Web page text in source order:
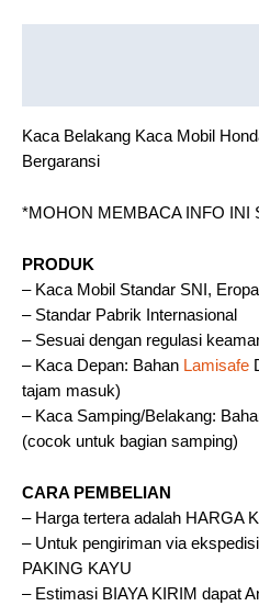
Kaca Belakang Kaca Mobil
Bergaransi
*MOHON MEMBACA INFO INI
PRODUK
– Kaca Mobil Standar SNI,
– Standar Pabrik Internasional
– Sesuai dengan regulasi
– Kaca Depan: Bahan Lamisafe
tajam masuk)
– Kaca Samping/Belakang:
(cocok untuk bagian samping)
CARA PEMBELIAN
– Harga tertera adalah HARGA
– Untuk pengiriman via
PAKING KAYU
– Estimasi BIAYA KIRIM dapat